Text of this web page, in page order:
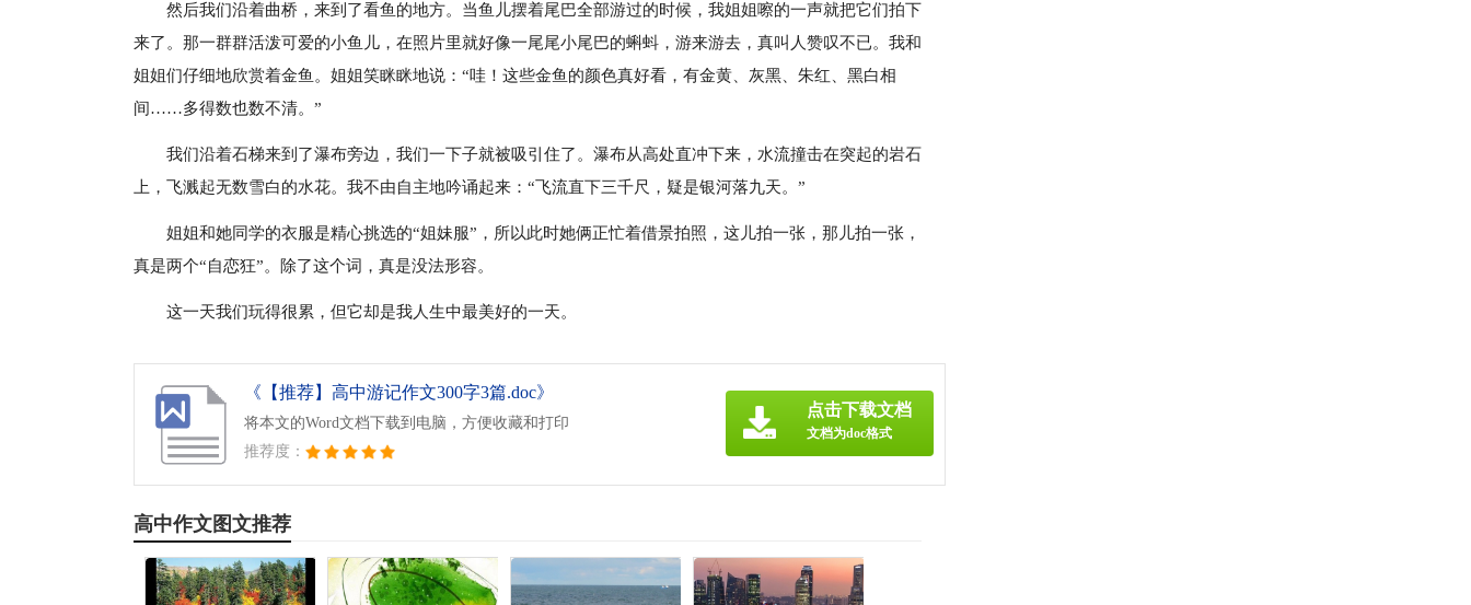
然后我们沿着曲桥，来到了看鱼的地方。当鱼儿摆着尾巴全部游过的时候，我姐姐嚓的一声就把它们拍下
来了。那一群群活泼可爱的小鱼儿，在照片里就好像一尾尾小尾巴的蝌蚪，游来游去，真叫人赞叹不已。我和
姐姐们仔细地欣赏着金鱼。姐姐笑眯眯地说：“哇！这些金鱼的颜色真好看，有金黄、灰黑、朱红、黑白相
间……多得数也数不清。”
我们沿着石梯来到了瀑布旁边，我们一下子就被吸引住了。瀑布从高处直冲下来，水流撞击在突起的岩石
上，飞溅起无数雪白的水花。我不由自主地吟诵起来：“飞流直下三千尺，疑是银河落九天。”
姐姐和她同学的衣服是精心挑选的“姐妹服”，所以此时她俩正忙着借景拍照，这儿拍一张，那儿拍一张，
真是两个“自恋狂”。除了这个词，真是没法形容。
这一天我们玩得很累，但它却是我人生中最美好的一天。
《【推荐】高中游记作文300字3篇.doc》
将本文的Word文档下载到电脑，方便收藏和打印
推荐度：
点击下载文档
文档为doc格式
高中作文图文推荐